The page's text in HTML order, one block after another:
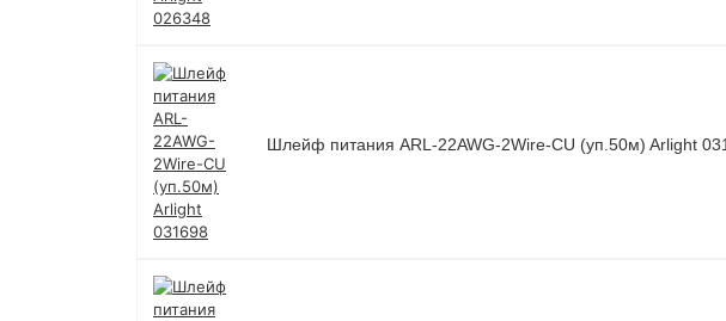
Шлейф питания ARL-22AWG-2Wire-CU (уп.50м) Arlight